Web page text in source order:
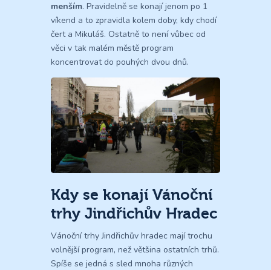
menším. Pravidelně se konají jenom po 1
víkend a to zpravidla kolem doby, kdy chodí
čert a Mikuláš. Ostatně to není vůbec od
věci v tak malém městě program
koncentrovat do pouhých dvou dnů.
Kdy se konají Vánoční
trhy Jindřichův Hradec
Vánoční trhy Jindřichův hradec mají trochu
volnější program, než většina ostatních trhů.
Spíše se jedná s sled mnoha různých